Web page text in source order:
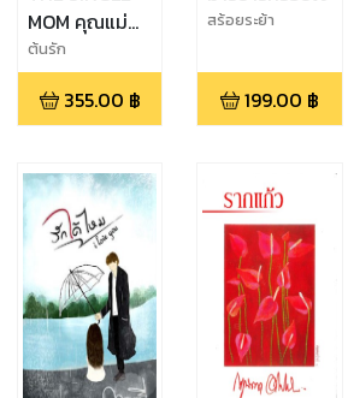
MOM คุณแม่
เลี้ยงเดี่ยว หัวใจ
ฟรุ้งฟริ้ง
ต้นรัก
355.00 ฿
สร้อยระย้า
199.00 ฿